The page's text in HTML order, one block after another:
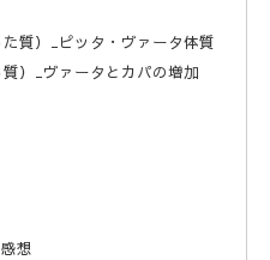
質）_ピッタ・ヴァータ体質
）_ヴァータとカパの増加
想